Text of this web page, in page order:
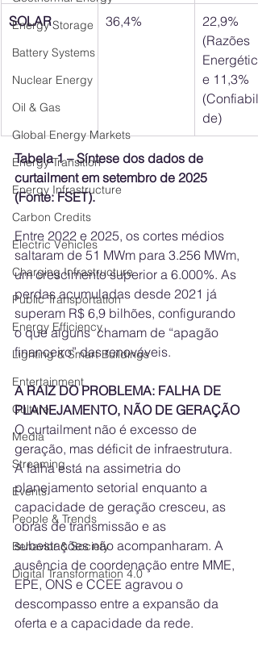
Energy Storage
Battery Systems
Nuclear Energy
Oil & Gas
Global Energy Markets
Energy Transition
Energy Infrastructure
Carbon Credits
Electric Vehicles
Charging Infrastructure
Public Transportation
Energy Efficiency
Lighting & Smart Buildings
Entertainment
Culture
Media
Streaming
Events
People & Trends
Behavior & Society
Digital Transformation 4.0
SOLAR 36,4%
22,9%
(Razões
e 11,3%
de)
Tabela 1 – Síntese dos dados de
curtailment em setembro de 2025
(Fonte: FSET).
Entre 2022 e 2025, os cortes médios
saltaram de 51 MWm para 3.256 MWm,
um crescimento superior a 6.000%. As
perdas acumuladas desde 2021 já
superam R$ 6,9 bilhões, configurando
o que alguns  chamam de “apagão
financeiro” das renováveis.
A RAIZ DO PROBLEMA: FALHA DE
PLANEJAMENTO, NÃO DE GERAÇÃO
O curtailment não é excesso de
geração, mas déficit de infraestrutura.
A falha está na assimetria do
planejamento setorial enquanto a
capacidade de geração cresceu, as
obras de transmissão e as
subestações não acompanharam. A
ausência de coordenação entre MME,
EPE, ONS e CCEE agravou o
descompasso entre a expansão da
oferta e a capacidade da rede.